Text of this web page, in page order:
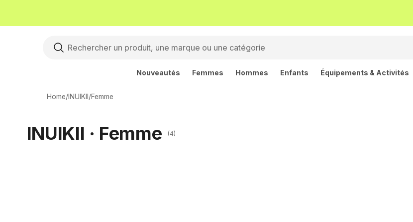
Nouveautés Femmes Hommes Enfants Équipements & Activités
Home/INUIKII/Femme
INUIKII · Femme (4)